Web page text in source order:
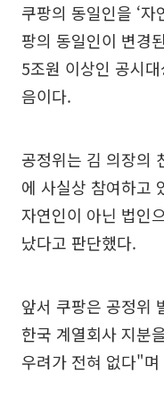
쿠팡의 동일인을 ‘
팡의 동일인이 변경
5조원 이상인 공시
음이다.
공정위는 김 의장의
에 사실상 참여하고
자연인이 아닌 법인
났다고 판단했다.
앞서 쿠팡은 공정위
한국 계열회사 지분
우려가 전혀 없다"